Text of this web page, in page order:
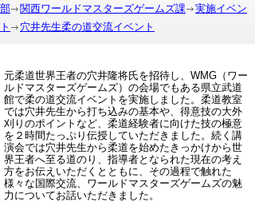
部
関西ワールドマスターズゲームズ課
実施イベン
ト
穴井先生柔の道交流イベント
元柔道世界王者の穴井隆将氏を招待し、WMG（ワー
ルドマスターズゲームズ）の会場でもある県立武道
館で柔の道交流イベントを実施しました。柔道教室
では穴井先生から打ち込みの基本や、得意技の大外
刈りのポイントなど、柔道経験者に向けた技の極意
を２時間たっぷり伝授していただきました。続く講
演会では穴井先生から柔道を始めたきっかけから世
界王者へ至る道のり、指導者となられた現在の考え
方をお伝えいただくとともに、その過程で触れた
様々な国際交流、ワールドマスターズゲームズの魅
力についてお話いただきました。